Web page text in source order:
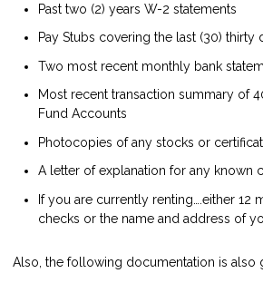
Past two (2) years W-2 statements
Pay Stubs covering the last (30) thirty
Two most recent monthly bank
Most recent transaction summary of
Fund Accounts
Photocopies of any stocks or
A letter of explanation for any known
If you are currently renting….either 12
checks or the name and address of
Also, the following documentation is also